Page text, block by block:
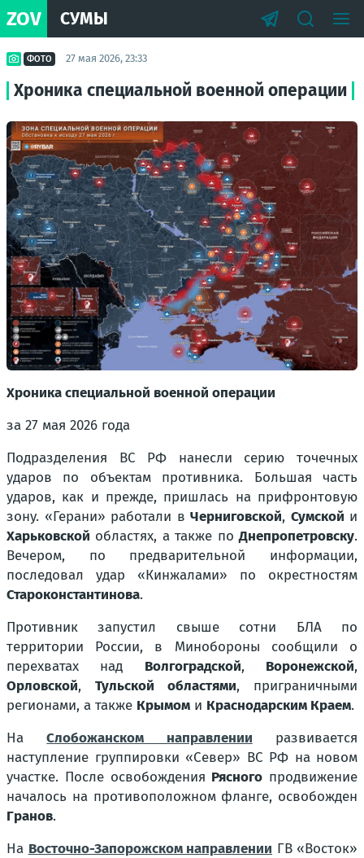
ZOV СУМЫ
ФОТО 27 мая 2026, 23:33
Хроника специальной военной операции
Хроника специальной военной операции
за 27 мая 2026 года
Подразделения ВС РФ нанесли серию точечных
ударов по объектам противника. Большая часть
ударов, как и прежде, пришлась на прифронтовую
зону. «Герани» работали в Черниговской, Сумской и
Харьковской областях, а также поДнепропетровску.
Вечером, по предварительной информации,
последовал удар «Кинжалами» по окрестностям
Староконстантинова.
Противник запустил свыше сотни БЛА по
территории России, в Минобороны сообщили о
перехватах над Волгоградской, Воронежской,
Орловской, Тульской областями, приграничными
регионами, а также Крымом и Краснодарским Краем.
НаСлобожанском направлении развивается
наступление группировки «Север» ВС РФ на новом
участке. После освобождения Рясного продвижение
началось на противоположном фланге, освобожден
Гранов.
На Восточно-Запорожском направлении ГВ «Восток»